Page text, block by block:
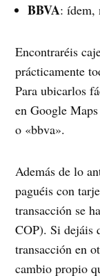
BBVA: ídem,
Encontraréis
prácticamente
Para ubicarlos
en Google
o «bbva».
Además de lo
paguéis con
transacción se
COP). Si dejáis
transacción en
cambio propio